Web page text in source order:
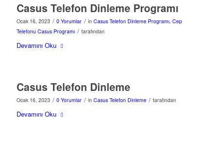
Casus Telefon Dinleme Programı
Ocak 16, 2023 / 0 Yorumlar / in Casus Telefon Dinleme Programı, Cep
Telefonu Casus Programı / tarafından
Devamını Oku
Casus Telefon Dinleme
Ocak 16, 2023 / 0 Yorumlar / in Casus Telefon Dinleme / tarafından
Devamını Oku